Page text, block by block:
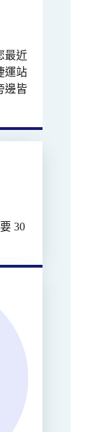
最近
運站
邊皆
30